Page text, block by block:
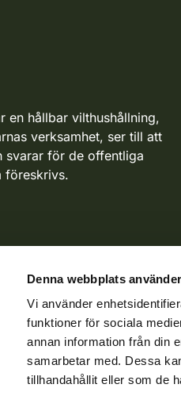
Denna webbplats
Vi använder
funktioner för sociala
annan information från din
samarbetar med. Dessa
tillhandahållit eller som de
en hållbar vilthushållning,
verksamhet, ser till att
svarar för de offentliga
föreskrivs.